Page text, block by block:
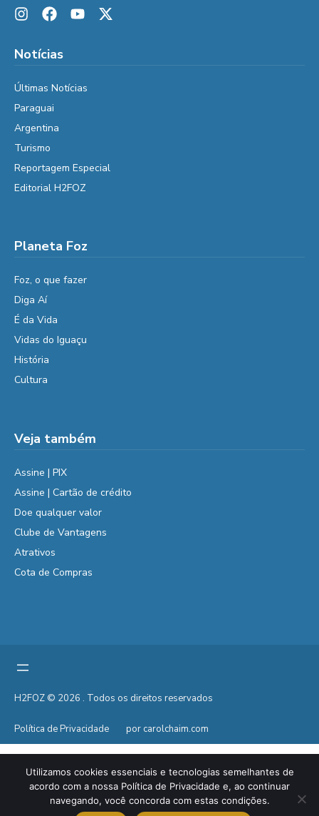
Notícias
Últimas Notícias
Paraguai
Argentina
Turismo
Reportagem Especial
Editorial H2FOZ
Planeta Foz
Foz, o que fazer
Diga Aí
É da Vida
Vidas do Iguaçu
História
Cultura
Veja também
Assine | PIX
Assine | Cartão de crédito
Doe qualquer valor
Clube de Vantagens
Atrativos
Cota de Compras
H2FOZ © 2026 . Todos os direitos reservados
Política de Privacidade por carolchaim.com
Utilizamos cookies essenciais e tecnologias semelhantes de
acordo com a nossa Política de Privacidade e, ao continuar
navegando, você concorda com estas condições.